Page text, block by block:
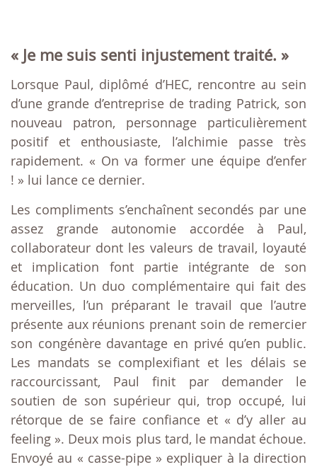
« Je me suis senti injustement traité. »
Lorsque Paul, diplômé d’HEC, rencontre au sein
d’une grande d’entreprise de trading Patrick, son
nouveau patron, personnage particulièrement
positif et enthousiaste, l’alchimie passe très
rapidement. « On va former une équipe d’enfer
! » lui lance ce dernier.
Les compliments s’enchaînent secondés par une
assez grande autonomie accordée à Paul,
collaborateur dont les valeurs de travail, loyauté
et implication font partie intégrante de son
éducation. Un duo complémentaire qui fait des
merveilles, l’un préparant le travail que l’autre
présente aux réunions prenant soin de remercier
son congénère davantage en privé qu’en public.
Les mandats se complexifiant et les délais se
raccourcissant, Paul finit par demander le
soutien de son supérieur qui, trop occupé, lui
rétorque de se faire confiance et « d’y aller au
feeling ». Deux mois plus tard, le mandat échoue.
Envoyé au « casse-pipe » expliquer à la direction